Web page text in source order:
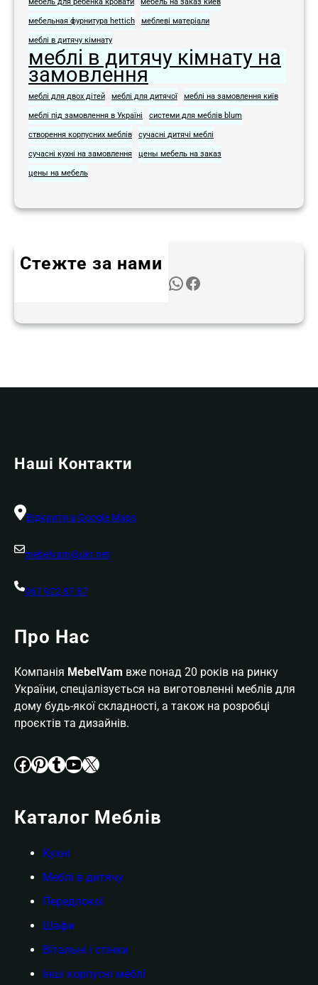
мебельная фурнитура hettich меблеві матеріали
меблі в дитячу кімнату
меблі в дитячу кімнату на
замовлення
меблі для двох дітей меблі для дитячої меблі на замовлення київ
меблі під замовлення в Україні системи для меблів blum
створення корпусних меблів сучасні дитячі меблі
сучасні кухні на замовлення цены мебель на заказ
цены на мебель
Стежте за нами
WhatsApp Facebook
Наші Контакти
Відкрити в Google Maps
mebelvam@ukr.net
067 922 87 87
Про Нас
Компанія MebelVam вже понад 20 років на ринку
України, спеціалізується на виготовленні меблів для
дому будь-якої складності, а також на розробці
проєктів та дизайнів.
Facebook Pinterest Tumblr YouTube X
Каталог Меблів
Кухні
Меблі в дитячу
Передпокої
Шафи
Вітальні і стінки
Інші корпусні меблі